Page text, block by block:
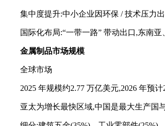
集中度提升:中小企业因环保 / 技术压力
国际化布局:“一带一路” 带动出口,东南
金属制品市场规模
全球市场
2025 年规模约2.77 万亿美元,2026 年预
亚太为增长最快区域,中国是最大生产国